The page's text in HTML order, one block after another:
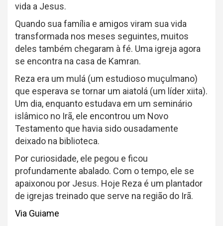
vida a Jesus.
Quando sua família e amigos viram sua vida
transformada nos meses seguintes, muitos
deles também chegaram à fé. Uma igreja agora
se encontra na casa de Kamran.
Reza era um mulá (um estudioso muçulmano)
que esperava se tornar um aiatolá (um líder xiita).
Um dia, enquanto estudava em um seminário
islâmico no Irã, ele encontrou um Novo
Testamento que havia sido ousadamente
deixado na biblioteca.
Por curiosidade, ele pegou e ficou
profundamente abalado. Com o tempo, ele se
apaixonou por Jesus. Hoje Reza é um plantador
de igrejas treinado que serve na região do Irã.
Via Guiame